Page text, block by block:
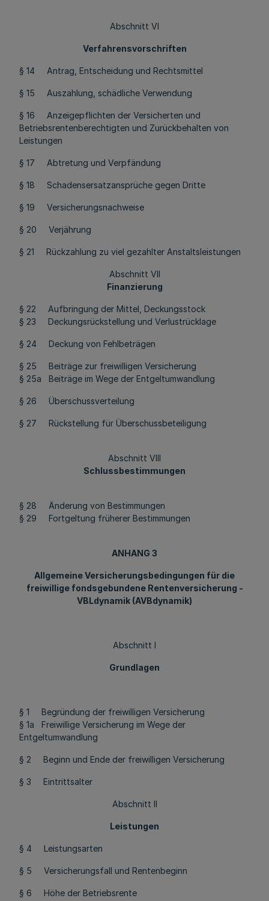
Abschnitt VI
Verfahrensvorschriften
§ 14 Antrag, Entscheidung und Rechtsmittel
§ 15 Auszahlung, schädliche Verwendung
§ 16 Anzeigepflichten der Versicherten und
Betriebsrentenberechtigten und Zurückbehalten von
Leistungen
§ 17 Abtretung und Verpfändung
§ 18 Schadensersatzansprüche gegen Dritte
§ 19 Versicherungsnachweise
§ 20 Verjährung
§ 21 Rückzahlung zu viel gezahlter Anstaltsleistungen
Abschnitt VII
Finanzierung
§ 22 Aufbringung der Mittel, Deckungsstock
§ 23 Deckungsrückstellung und Verlustrücklage
§ 24 Deckung von Fehlbeträgen
§ 25 Beiträge zur freiwilligen Versicherung
§ 25a Beiträge im Wege der Entgeltumwandlung
§ 26 Überschussverteilung
§ 27 Rückstellung für Überschussbeteiligung
Abschnitt VIII
Schlussbestimmungen
§ 28 Änderung von Bestimmungen
§ 29 Fortgeltung früherer Bestimmungen
ANHANG 3
Allgemeine Versicherungsbedingungen für die
freiwillige fondsgebundene Rentenversicherung -
VBLdynamik (AVBdynamik)
Abschnitt I
Grundlagen
§ 1 Begründung der freiwilligen Versicherung
§ 1a Freiwillige Versicherung im Wege der
Entgeltumwandlung
§ 2 Beginn und Ende der freiwilligen Versicherung
§ 3 Eintrittsalter
Abschnitt II
Leistungen
§ 4 Leistungsarten
§ 5 Versicherungsfall und Rentenbeginn
§ 6 Höhe der Betriebsrente